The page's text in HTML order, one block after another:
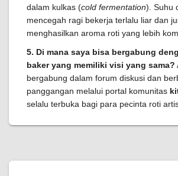
dalam kulkas (cold fermentation). Suhu
mencegah ragi bekerja terlalu liar dan
menghasilkan aroma roti yang lebih
5. Di mana saya bisa bergabung
baker yang memiliki visi yang sama?
bergabung dalam forum diskusi dan
panggangan melalui portal komunitas
selalu terbuka bagi para pecinta roti